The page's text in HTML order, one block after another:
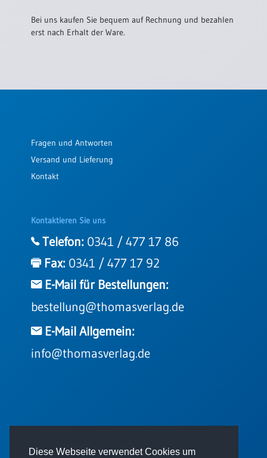
Diese Webseite verwendet Cookies um
Bei uns kaufen Sie bequem auf Rechnung und bezahlen
erst nach Erhalt der Ware.
Fragen und Antworten
Versand und Lieferung
Kontakt
Kontaktieren Sie uns
Telefon: 0341 / 477 17 86
Fax: 0341 / 477 17 92
E-Mail für Bestellungen:
bestellung@thomasverlag.de
E-Mail Allgemein:
info@thomasverlag.de